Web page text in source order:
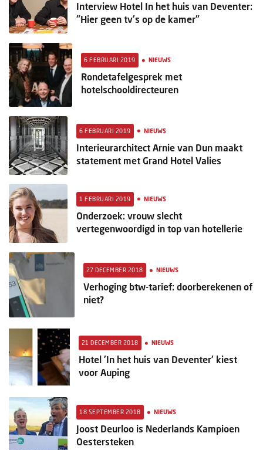
Interview Hotel In het huis van Deventer:
"Hier geen tv's op de kamer"
6 FEBRUARI 2019 • NIEUWS
Rondetafelgesprek met
hotelschooldirecteuren
6 FEBRUARI 2019 • NIEUWS
Interieurarchitect Arnie van Dun maakt
statement met Grand Hotel Valies
1 FEBRUARI 2019 • NIEUWS
Onderzoek: vrouw slecht
vertegenwoordigd in top van hotellerie
27 DECEMBER 2018 • NIEUWS
Verhoging btw-tarief: doorberekenen of
niet?
21 DECEMBER 2018 • NIEUWS
Hotel 'In het huis van Deventer' kiest
voor Auping
18 SEPTEMBER 2018 • NIEUWS
Joost Deurloo is Nederlands Kampioen
Oestersteken